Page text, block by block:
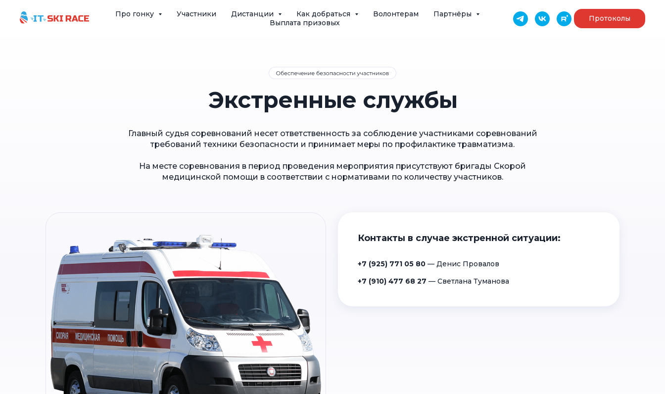
Про гонку Участники Дистанции Как добраться Волонтерам
Партнёры
Выплата призовых
Протоколы
Экстренные службы
Главный судья соревнований несет ответственность за соблюдение участниками соревнований
требований техники безопасности и принимает меры по профилактике травматизма.
На месте соревнования в период проведения мероприятия присутствуют бригады Скорой
медицинской помощи в соответствии с нормативами по количеству участников.
Контакты в случае экстренной ситуации:
+7 (925) 771 05 80 — Денис Провалов
+7 (910) 477 68 27 — Светлана Туманова